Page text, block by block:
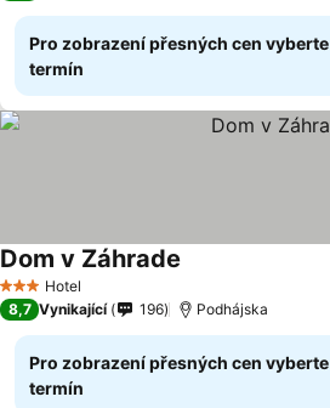
Pro zobrazení přesných cen vyberte
termín
3 Počet hvězdiček
Hotel
Dom v Záhrade
8,7 Vynikající 196 Podhájska
Pro zobrazení přesných cen vyberte
termín